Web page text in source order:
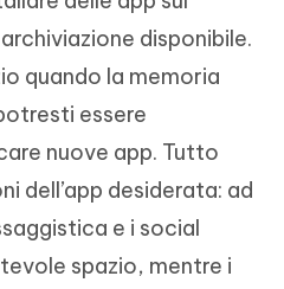
disponibile.
quando la memoria
essere
nuove app. Tutto
dell’app desiderata: ad
e i social
spazio, mentre i